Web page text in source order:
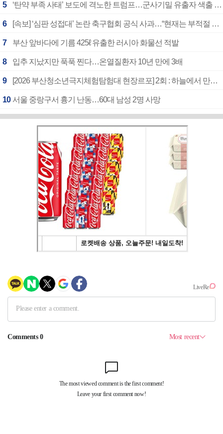
5 ‘탄약 부족 사태’ 보도에 격노한 트럼프…군사기밀 유출자 색출 지시
6 [속보] ‘심판 성접대’ 논란 축구협회 공식 사과…“현재는 부적절 행위 없어”
7 부산 앞바다에 기름 425ℓ 유출한 러시아 화물선 적발
8 입추 지났지만 푹푹 찐다…온열질환자 10년 만에 3배
9 [2026 부산청소년극지체험탐험대 현장르포] 2회 : 하늘에서 만난 얼음의 나라
10 서울 중랑구서 흉기 난동…60대 남성 2명 사망